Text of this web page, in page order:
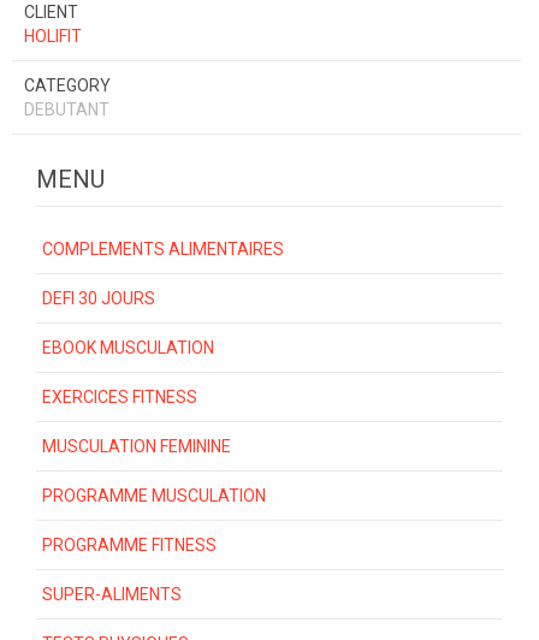
CLIENT
HOLIFIT
CATEGORY
DEBUTANT
MENU
COMPLEMENTS ALIMENTAIRES
DEFI 30 JOURS
EBOOK MUSCULATION
EXERCICES FITNESS
MUSCULATION FEMININE
PROGRAMME MUSCULATION
PROGRAMME FITNESS
SUPER-ALIMENTS